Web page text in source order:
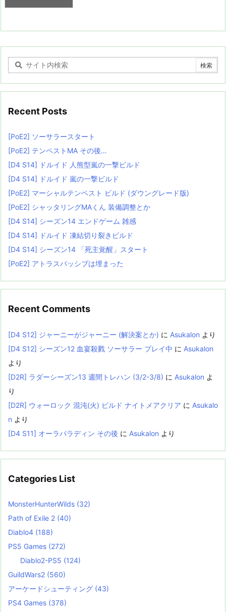
Recent Posts
[PoE2] ソーサラースタート
[PoE2] テンペストMA その後…
[D4 S14] ドルイド 人熊型嵐の一撃ビルド
[D4 S14] ドルイド 嵐の一撃ビルド
[PoE2] マーシャルテンペスト ビルド (ダウングレード版)
[PoE2] シャッタリングMAくん 装備調整とか
[D4 S14] シーズン14 エンドゲーム 雑感
[D4 S14] ドルイド 凍結切り裂きビルド
[D4 S14] シーズン14 「死主覚醒」スタート
[PoE2] アトラスパッシブは埋まった
Recent Comments
[D4 S12] ジャーニーがジャーニー (解決案とか) に Asukalon より
[D4 S12] シーズン12 血宴殺戮 ソーサラー プレイ中 に Asukalon
より
[D2R] ラダーシーズン13 週間トレハン (3/2-3/8) に Asukalon よ
り
[D2R] ウォーロック 混沌(火) ビルド ナイトメアクリア に Asukalo
n より
[D4 S11] オーラパラディン その後 に Asukalon より
Categories List
MonsterHunterWilds (32)
Path of Exile 2 (40)
Diablo4 (188)
PS5 Games (272)
Diablo2-PS5 (124)
GuildWars2 (560)
アーケードシューティング (43)
PS4 Games (378)